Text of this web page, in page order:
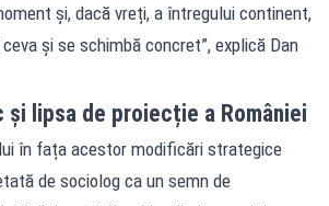
și, dacă vreți, a întregului continent,
și se schimbă concret”, explică Dan
lipsa de proiecție a României
în fața acestor modificări strategice
de sociolog ca un semn de